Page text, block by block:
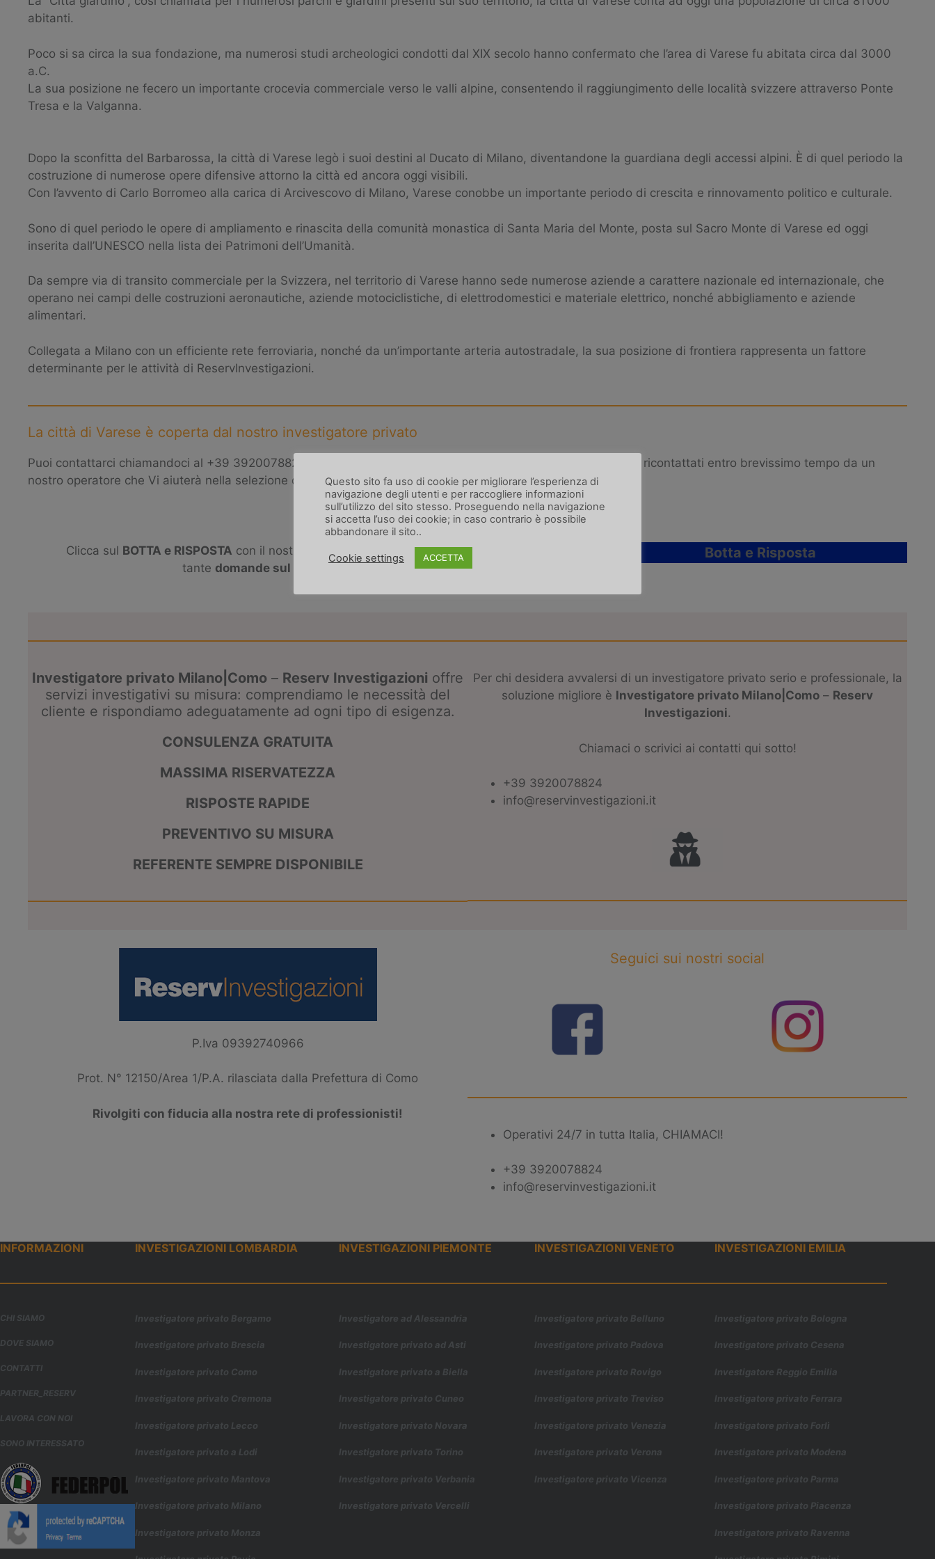
abitanti.
Poco si sa circa la sua fondazione, ma numerosi studi archeologici condotti dal XIX secolo hanno confermato che l’area di Varese fu abitata circa dal 3000
a.C.
La sua posizione ne fecero un importante crocevia commerciale verso le valli alpine, consentendo il raggiungimento delle località svizzere attraverso Ponte
Tresa e la Valganna.
Dopo la sconfitta del Barbarossa, la città di Varese legò i suoi destini al Ducato di Milano, diventandone la guardiana degli accessi alpini. È di quel periodo la
costruzione di numerose opere difensive attorno la città ed ancora oggi visibili.
Con l’avvento di Carlo Borromeo alla carica di Arcivescovo di Milano, Varese conobbe un importante periodo di crescita e rinnovamento politico e culturale.
Sono di quel periodo le opere di ampliamento e rinascita della comunità monastica di Santa Maria del Monte, posta sul Sacro Monte di Varese ed oggi
inserita dall’UNESCO nella lista dei Patrimoni dell’Umanità.
Da sempre via di transito commerciale per la Svizzera, nel territorio di Varese hanno sede numerose aziende a carattere nazionale ed internazionale, che
operano nei campi delle costruzioni aeronautiche, aziende motociclistiche, di elettrodomestici e materiale elettrico, nonché abbigliamento e aziende
alimentari.
Collegata a Milano con un efficiente rete ferroviaria, nonché da un’importante arteria autostradale, la sua posizione di frontiera rappresenta un fattore
determinante per le attività di ReservInvestigazioni.
La città di Varese è coperta dal nostro investigatore privato
Puoi contattarci chiamandoci al +39 3920078824, scrivendoci una mail a info@reservinvestigazioni.it, verrete ricontattati entro brevissimo tempo da un
nostro operatore che Vi aiuterà nella selezione del corretto servizio.
Clicca sul BOTTA e RISPOSTA con il nostro investigatore privato per conoscere la risposta a
tante domande sul mondo delle investigazioni!!
Botta e Risposta
Investigatore privato Milano|Como – Reserv Investigazioni offre
servizi investigativi su misura: comprendiamo le necessità del
cliente e rispondiamo adeguatamente ad ogni tipo di esigenza.
CONSULENZA GRATUITA
MASSIMA RISERVATEZZA
RISPOSTE RAPIDE
PREVENTIVO SU MISURA
REFERENTE SEMPRE DISPONIBILE
Per chi desidera avvalersi di un investigatore privato serio e professionale, la
soluzione migliore è Investigatore privato Milano|Como – Reserv
Investigazioni.
Chiamaci o scrivici ai contatti qui sotto!
+39 3920078824
info@reservinvestigazioni.it
P.Iva 09392740966
Prot. N° 12150/Area 1/P.A. rilasciata dalla Prefettura di Como
Rivolgiti con fiducia alla nostra rete di professionisti!
Seguici sui nostri social
Operativi 24/7 in tutta Italia, CHIAMACI!
+39 3920078824
info@reservinvestigazioni.it
INFORMAZIONI
CHI SIAMO
DOVE SIAMO
CONTATTI
PARTNER_RESERV
LAVORA CON NOI
SONO INTERESSATO
INVESTIGAZIONI LOMBARDIA
Investigatore privato Bergamo
Investigatore privato Brescia
Investigatore privato Como
Investigatore privato Cremona
Investigatore privato Lecco
Investigatore privato a Lodi
Investigatore privato Mantova
Investigatore privato Milano
Investigatore privato Monza
INVESTIGAZIONI PIEMONTE
Investigatore ad Alessandria
Investigatore privato ad Asti
Investigatore privato a Biella
Investigatore privato Cuneo
Investigatore privato Novara
Investigatore privato Torino
Investigatore privato Verbania
Investigatore privato Vercelli
INVESTIGAZIONI VENETO
Investigatore privato Belluno
Investigatore privato Padova
Investigatore privato Rovigo
Investigatore privato Treviso
Investigatore privato Venezia
Investigatore privato Verona
Investigatore privato Vicenza
INVESTIGAZIONI EMILIA
Investigatore privato Bologna
Investigatore privato Cesena
Investigatore Reggio Emilia
Investigatore privato Ferrara
Investigatore privato Forlì
Investigatore privato Modena
Investigatore privato Parma
Investigatore privato Piacenza
Investigatore privato Ravenna
Questo sito fa uso di cookie per migliorare l’esperienza di
navigazione degli utenti e per raccogliere informazioni
sull’utilizzo del sito stesso. Proseguendo nella navigazione
si accetta l’uso dei cookie; in caso contrario è possibile
abbandonare il sito..
Cookie settings ACCETTA